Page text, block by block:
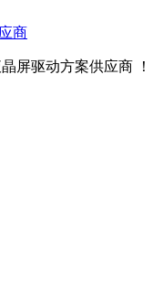
屏驱动方案供应商 ！